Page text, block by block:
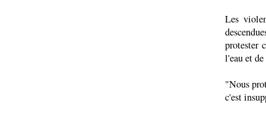
Les
protester
l'eau et
"Nous
c'est